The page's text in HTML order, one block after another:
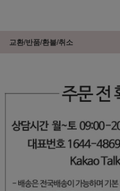
교환/반품/환불/취소